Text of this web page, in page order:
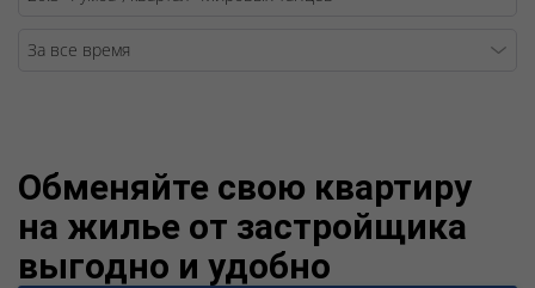
Обменяйте свою квартиру
на жилье от застройщика
выгодно и удобно